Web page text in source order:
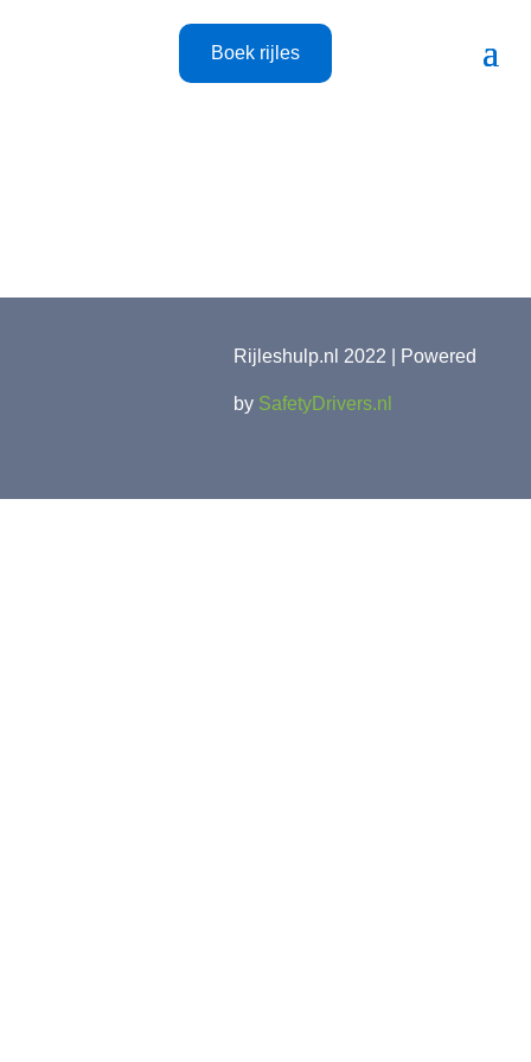
Boek rijles
Rijleshulp.nl 2022 | Powered
by SafetyDrivers.nl